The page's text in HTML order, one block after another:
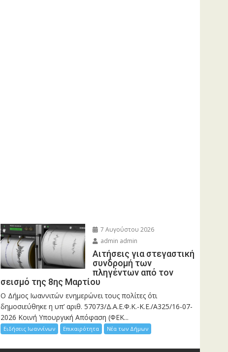
7 Αυγούστου 2026
admin admin
Αιτήσεις για στεγαστική
συνδρομή των
πληγέντων από τον
σεισμό της 8ης Μαρτίου
Ο Δήμος Ιωαννιτών ενημερώνει τους πολίτες ότι
δημοσιεύθηκε η υπ’ αριθ. 57073/Δ.Α.Ε.Φ.Κ.-Κ.Ε./Α325/16-07-
2026 Κοινή Υπουργική Απόφαση (ΦΕΚ...
Ειδήσεις Ιωαννίνων Επικαιρότητα Νέα των Δήμων